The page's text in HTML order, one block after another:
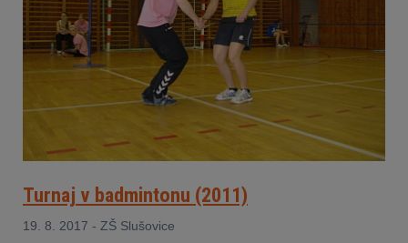
Turnaj v badmintonu (2011)
19. 8. 2017 - ZŠ Slušovice